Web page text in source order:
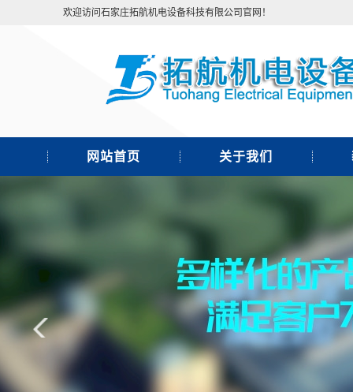
欢迎访问石家庄拓航机电设备科技有限公司官网！
网站首页 关于我们